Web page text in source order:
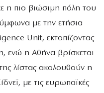
η πιο βιώσιμη πόλη του
με την ετήσια
Unit, εκτοπίζοντας
ενώ η Αθήνα βρίσκεται
λίστας ακολουθούν η
με τις ευρωπαϊκές